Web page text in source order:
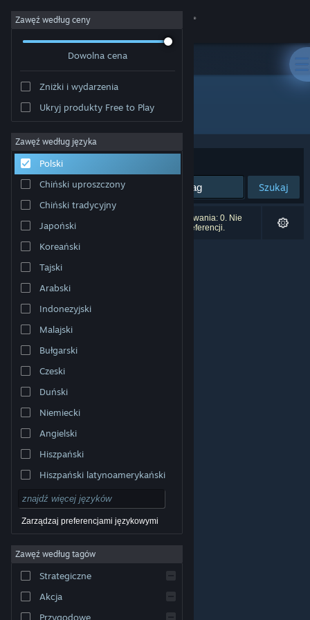
Zaloguj się
Społeczność
Informacje
Wsparcie
Zmień język
Pobierz aplikację mobilną Steam
Wersja przeglądarkowa
© Valve Corporation. Wszelkie prawa zastrzeżone.
właścicieli w Stanach Zjednoczonych i innych krajach.
dostępu
Umowa użytkownika Steam
pieniędzy |Ciasteczka
Zawęź według ceny
Dowolna cena
Zniżki i wydarzenia
Ukryj produkty Free to Play
Zawęź według języka
Polski
Chiński uproszczony
Chiński tradycyjny
Japoński
Koreański
Tajski
Arabski
Indonezyjski
Malajski
Bułgarski
Czeski
Duński
Niemiecki
Angielski
Hiszpański
Hiszpański latynoamerykański
Zarządzaj preferencjami językowymi
Zawęź według tagów
Strategiczne
Akcja
Przygodowe
Wydawca: ギュルダンゲームズ
Sortuj według:
Szukaj
Liczba wyników pasujących do twojego wyszukiwania: 0. Nie
uwzględniono 3 tytułów na podstawie twoich preferencji.